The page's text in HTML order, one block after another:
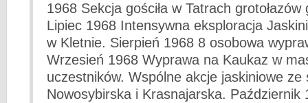
1968 Sekcja gościła w Tatrach grotołazów
Lipiec 1968 Intensywna eksploracja
w Kletnie. Sierpień 1968 8 osobowa
Wrzesień 1968 Wyprawa na Kaukaz w
uczestników. Wspólne akcje jaskiniowe ze
Nowosybirska i Krasnajarska. Październik